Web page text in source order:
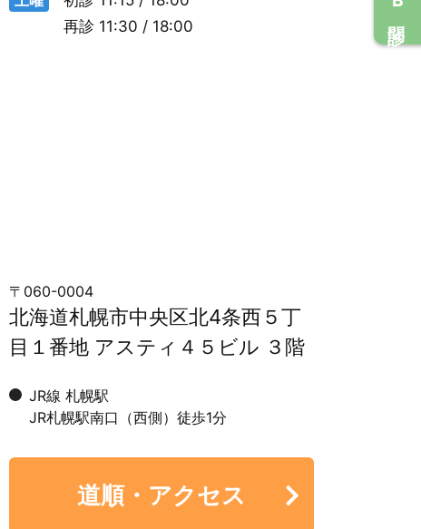
再診 11:30 / 18:00
〒060-0004
北海道札幌市中央区北4条西５丁
目１番地 アスティ４５ビル ３階
JR線 札幌駅
JR札幌駅南口（西側）徒歩1分
道順・アクセス